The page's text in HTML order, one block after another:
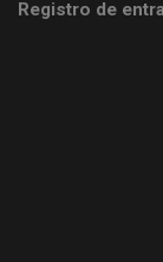
Registro de